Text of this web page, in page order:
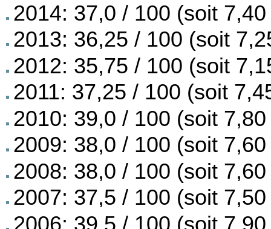
2014: 37,0 / 100 (soit
2013: 36,25 / 100 (soit
2012: 35,75 / 100 (soit
2011: 37,25 / 100 (soit
2010: 39,0 / 100 (soit
2009: 38,0 / 100 (soit
2008: 38,0 / 100 (soit
2007: 37,5 / 100 (soit
2006: 39,5 / 100 (soit